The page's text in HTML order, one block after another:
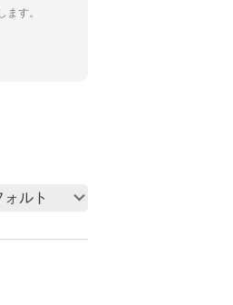
す。
ォルト